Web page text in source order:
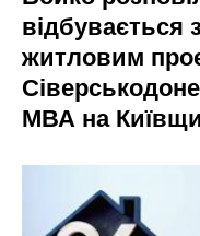
відбувається
житловим
МВА на